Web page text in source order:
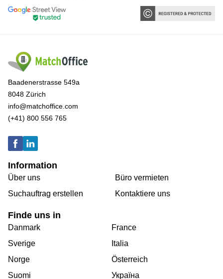
Baadenerstrasse 549a
8048 Zürich
info@matchoffice.com
(+41) 800 556 765
Information
Über uns
Suchauftrag erstellen
Büro vermieten
Kontaktiere uns
Finde uns in
Danmark
Sverige
Norge
Suomi
France
Italia
Österreich
Україна